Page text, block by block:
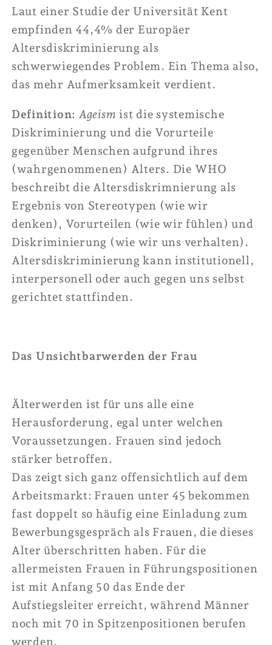
Laut einer Studie der Universität Kent
empfinden 44,4% der Europäer
Altersdiskriminierung als
schwerwiegendes Problem. Ein Thema also,
das mehr Aufmerksamkeit verdient.
Definition: Ageism ist die systemische
Diskriminierung und die Vorurteile
gegenüber Menschen aufgrund ihres
(wahrgenommenen) Alters. Die WHO
beschreibt die Altersdiskrimnierung als
Ergebnis von Stereotypen (wie wir
denken), Vorurteilen (wie wir fühlen) und
Diskriminierung (wie wir uns verhalten).
Altersdiskriminierung kann institutionell,
interpersonell oder auch gegen uns selbst
gerichtet stattfinden.
Das Unsichtbarwerden der Frau
Älterwerden ist für uns alle eine
Herausforderung, egal unter welchen
Voraussetzungen. Frauen sind jedoch
stärker betroffen.
Das zeigt sich ganz offensichtlich auf dem
Arbeitsmarkt: Frauen unter 45 bekommen
fast doppelt so häufig eine Einladung zum
Bewerbungsgespräch als Frauen, die dieses
Alter überschritten haben. Für die
allermeisten Frauen in Führungspositionen
ist mit Anfang 50 das Ende der
Aufstiegsleiter erreicht, während Männer
noch mit 70 in Spitzenpositionen berufen
werden.